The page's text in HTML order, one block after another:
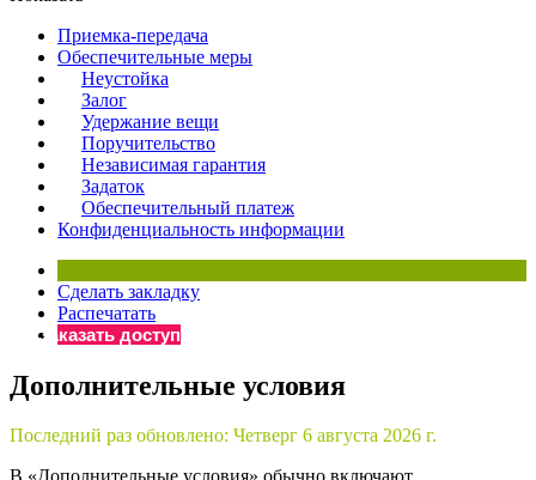
Бератор
«Практическая энциклопедия бухгалтера»
Материалы электронного журнала
«Нормативные акты для бухгалтера»
Материалы электронного журнала
«Практическая бухгалтерия»
Онлайн-сервисы «Учетная политика» и «Алгоритмы
Просто заполните форму, и мы вышлем вам на почту
Приемка-передача
Oбеспечительные меры
Неустойка
Залог
Удержание вещи
Поручительство
Независимая гарантия
Задаток
Обеспечительный платеж
Конфиденциальность информации
Сделать закладку
Распечатать
Заказать доступ
Дополнительные условия
Последний раз обновлено: Четверг 6 августа 2026 г.